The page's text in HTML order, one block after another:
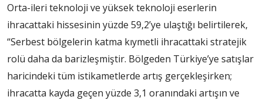
Orta-ileri teknoloji ve yüksek teknoloji eserlerin
ihracattaki hissesinin yüzde 59,2’ye ulaştığı belirtilerek,
“Serbest bölgelerin katma kıymetli ihracattaki stratejik
rolü daha da barizleşmiştir. Bölgeden Türkiye’ye satışlar
haricindeki tüm istikametlerde artış gerçekleşirken;
ihracatta kayda geçen yüzde 3,1 oranındaki artışın ve